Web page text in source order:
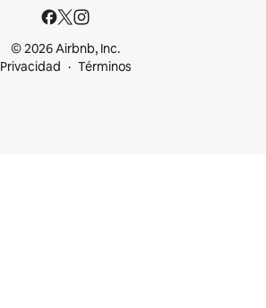
© 2026 Airbnb, Inc.
Privacidad
Términos